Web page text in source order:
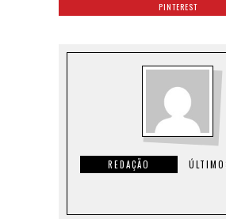
PINTEREST
REDAÇÃO